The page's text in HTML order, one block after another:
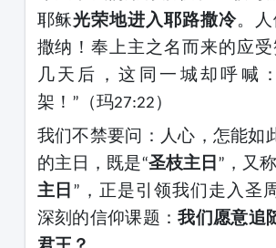
耶稣光荣地进入耶路撒冷。人
撒纳！奉上主之名而来的应受
几天后，这同一城却呼喊：
架！ ” （玛27:22 ）
我们不禁要问：人心，怎能如
的主日，既是“圣枝主日 ” ，又
主日 ” ，正是引领我们走入圣
深刻的信仰课题：我们愿意追